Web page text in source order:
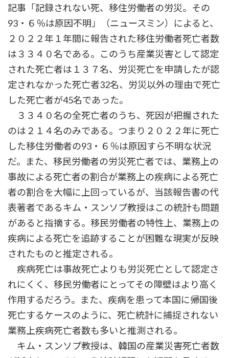
記事「記録されない死、移住労働者の労災。その
93・６％は原因不明」（ニュースミン）によると、
２０２２年１年間に報告された移住労働者死亡者数
は３３４０名である。このうち産業災害として認定
された死亡者は１３７名、労災死亡を申請したが認
定されなかった死亡者32名、労災以外の理由で死亡
した死亡者が45名であった。
３３４０名の全死亡者のうち、死因が把握された
のは２１４名のみである。つまり２０２２年に死亡
した移住労働者の93・６％は原因すら不明な状況
だ。また、移民労働者の労災死亡者では、業務上の
事故による死亡者の割合が業務上の疾病による死亡
者の割合を大幅に上回っているが、当該報告書の代
表著者であるキム・スンソプ教授はこの統計も問題
があると指摘する。移民労働者の特性上、業務上の
疾病による死亡を追跡することが困難な現実が反映
されたものと推定される。
疾病死亡は事故死亡よりも労災死亡として認定さ
れにくく、移民労働者にとってその障壁はより高く
作用するだろう。また、疾病を患って本国に帰国後
死亡するケースのように、死亡統計に捕捉されない
業務上疾病死亡者数も多いと推測される。
キム・スンソプ教授は、韓国の産業災害死亡者数